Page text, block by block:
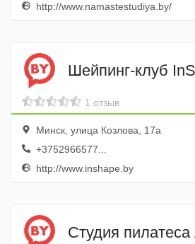
http://www.namastestudiya.by/
Шейпинг-клуб
1 отзыв
Минск, улица Козлова, 17а
+3752966577...
http://www.inshape.by
Студия пилатеса